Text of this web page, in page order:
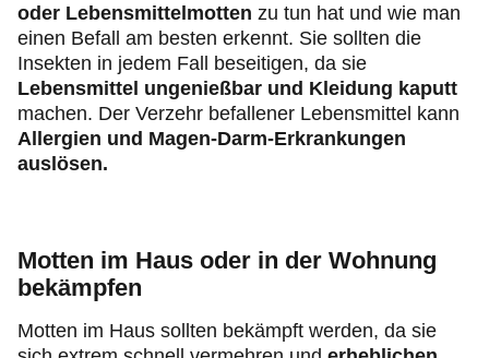
oder Lebensmittelmotten zu tun hat und wie man
einen Befall am besten erkennt. Sie sollten die
Insekten in jedem Fall beseitigen, da sie
Lebensmittel ungenießbar und Kleidung kaputt
machen. Der Verzehr befallener Lebensmittel kann
Allergien und Magen-Darm-Erkrankungen
auslösen.
Motten im Haus oder in der Wohnung
bekämpfen
Motten im Haus sollten bekämpft werden, da sie